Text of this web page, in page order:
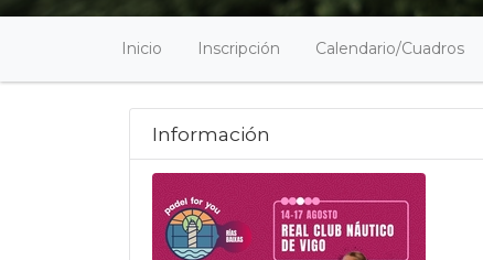
Inicio Inscripción Calendario/Cuadros
Información